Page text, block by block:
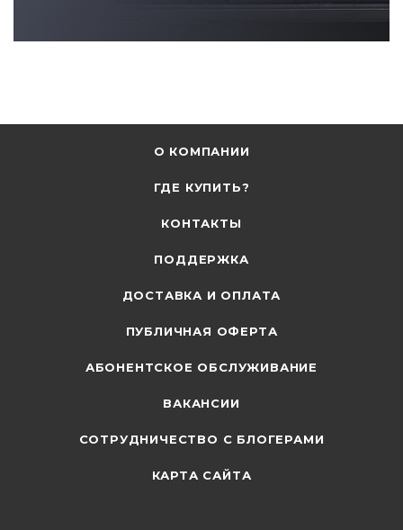
О КОМПАНИИ
ГДЕ КУПИТЬ?
КОНТАКТЫ
ПОДДЕРЖКА
ДОСТАВКА И ОПЛАТА
ПУБЛИЧНАЯ ОФЕРТА
АБОНЕНТСКОЕ ОБСЛУЖИВАНИЕ
ВАКАНСИИ
СОТРУДНИЧЕСТВО С БЛОГЕРАМИ
КАРТА САЙТА